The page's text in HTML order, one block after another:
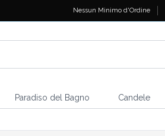
Nessun Minimo d'Ordine
Paradiso del Bagno Candele